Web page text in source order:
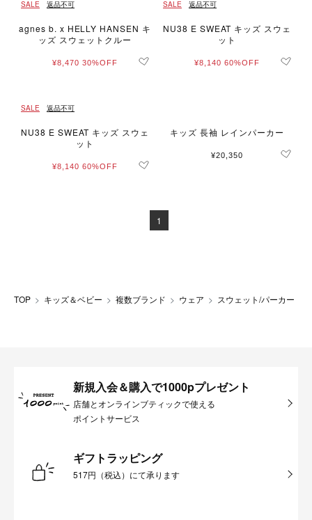
SALE 返品不可
agnes b. x HELLY HANSEN キ
ッズ スウェットクルー
¥8,470 30%OFF
SALE 返品不可
NU38 E SWEAT キッズ スウェ
ット
¥8,140 60%OFF
SALE 返品不可
NU38 E SWEAT キッズ スウェ
ット
¥8,140 60%OFF
キッズ 長袖 レインパーカー
¥20,350
1
TOP キッズ＆ベビー 複数ブランド ウェア スウェット/パーカー
新規入会＆購入で1000pプレゼント
店舗とオンラインブティックで使える
ポイントサービス
ギフトラッピング
517円（税込）にて承ります